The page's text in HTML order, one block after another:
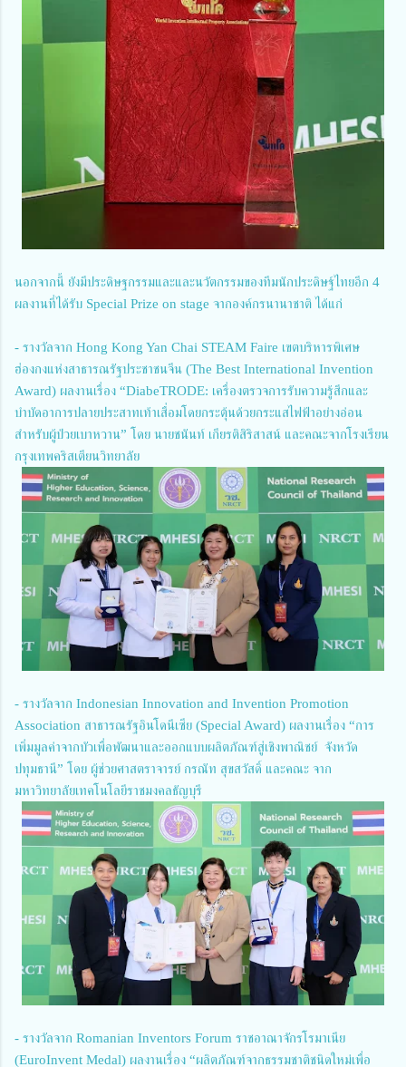
นอกจากนี้ ยังมีประดิษฐกรรมและและนวัตกรรมของทีมนักประดิษฐ์ไทยอีก 4
ผลงานที่ได้รับ Special Prize on stage จากองค์กรนานาชาติ ได้แก่
- รางวัลจาก Hong Kong Yan Chai STEAM Faire เขตบริหารพิเศษ
ฮ่องกงแห่งสาธารณรัฐประชาชนจีน (The Best International Invention
Award) ผลงานเรื่อง “DiabeTRODE: เครื่องตรวจการรับความรู้สึกและ
บำบัดอาการปลายประสาทเท้าเสื่อมโดยกระตุ้นด้วยกระแสไฟฟ้าอย่างอ่อน
สำหรับผู้ป่วยเบาหวาน” โดย นายชนันท์ เกียรติสิริสาสน์ และคณะจากโรงเรียน
กรุงเทพคริสเตียนวิทยาลัย
- รางวัลจาก Indonesian Innovation and Invention Promotion
Association สาธารณรัฐอินโดนีเซีย (Special Award) ผลงานเรื่อง “การ
เพิ่มมูลค่าจากบัวเพื่อพัฒนาและออกแบบผลิตภัณฑ์สู่เชิงพาณิชย์ จังหวัด
ปทุมธานี” โดย ผู้ช่วยศาสตราจารย์ กรณัท สุขสวัสดิ์ และคณะ จาก
มหาวิทยาลัยเทคโนโลยีราชมงคลธัญบุรี
- รางวัลจาก Romanian Inventors Forum ราชอาณาจักรโรมาเนีย
(EuroInvent Medal) ผลงานเรื่อง “ผลิตภัณฑ์จากธรรมชาติชนิดใหม่เพื่อ